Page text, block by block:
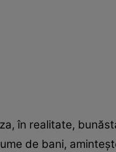
în realitate,
de bani,